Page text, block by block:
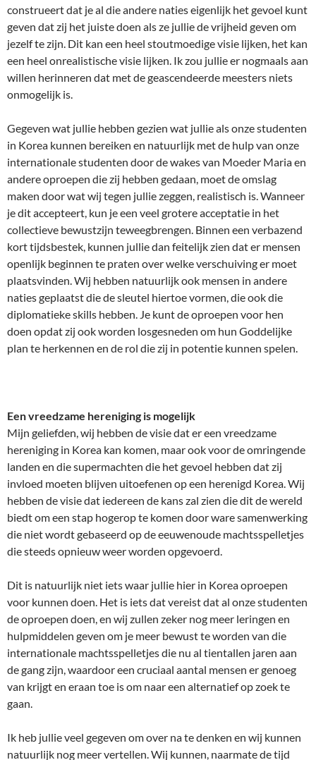
construeert dat je al die andere naties eigenlijk het gevoel kunt
geven dat zij het juiste doen als ze jullie de vrijheid geven om
jezelf te zijn. Dit kan een heel stoutmoedige visie lijken, het kan
een heel onrealistische visie lijken. Ik zou jullie er nogmaals aan
willen herinneren dat met de geascendeerde meesters niets
onmogelijk is.
Gegeven wat jullie hebben gezien wat jullie als onze studenten
in Korea kunnen bereiken en natuurlijk met de hulp van onze
internationale studenten door de wakes van Moeder Maria en
andere oproepen die zij hebben gedaan, moet de omslag
maken door wat wij tegen jullie zeggen, realistisch is. Wanneer
je dit accepteert, kun je een veel grotere acceptatie in het
collectieve bewustzijn teweegbrengen. Binnen een verbazend
kort tijdsbestek, kunnen jullie dan feitelijk zien dat er mensen
openlijk beginnen te praten over welke verschuiving er moet
plaatsvinden. Wij hebben natuurlijk ook mensen in andere
naties geplaatst die de sleutel hiertoe vormen, die ook die
diplomatieke skills hebben. Je kunt de oproepen voor hen
doen opdat zij ook worden losgesneden om hun Goddelijke
plan te herkennen en de rol die zij in potentie kunnen spelen.
Een vreedzame hereniging is mogelijk
Mijn geliefden, wij hebben de visie dat er een vreedzame
hereniging in Korea kan komen, maar ook voor de omringende
landen en die supermachten die het gevoel hebben dat zij
invloed moeten blijven uitoefenen op een herenigd Korea. Wij
hebben de visie dat iedereen de kans zal zien die dit de wereld
biedt om een stap hogerop te komen door ware samenwerking
die niet wordt gebaseerd op de eeuwenoude machtsspelletjes
die steeds opnieuw weer worden opgevoerd.
Dit is natuurlijk niet iets waar jullie hier in Korea oproepen
voor kunnen doen. Het is iets dat vereist dat al onze studenten
de oproepen doen, en wij zullen zeker nog meer leringen en
hulpmiddelen geven om je meer bewust te worden van die
internationale machtsspelletjes die nu al tientallen jaren aan
de gang zijn, waardoor een cruciaal aantal mensen er genoeg
van krijgt en eraan toe is om naar een alternatief op zoek te
gaan.
Ik heb jullie veel gegeven om over na te denken en wij kunnen
natuurlijk nog meer vertellen. Wij kunnen, naarmate de tijd